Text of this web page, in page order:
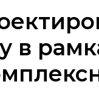
в